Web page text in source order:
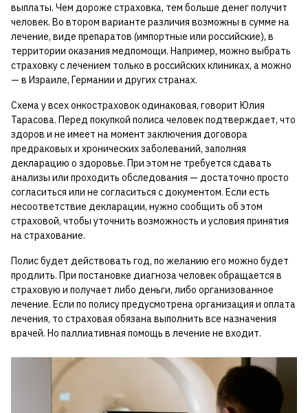
выплаты. Чем дороже страховка, тем больше денег получит
человек. Во втором варианте различия возможны в сумме на
лечение, виде препаратов (импортные или российские), в
территории оказания медпомощи. Например, можно выбрать
страховку с лечением только в российских клиниках, а можно
— в Израиле, Германии и других странах.
Схема у всех онкостраховок одинаковая, говорит Юлия
Тарасова. Перед покупкой полиса человек подтверждает, что
здоров и не имеет на момент заключения договора
предраковых и хронических заболеваний, заполняя
декларацию о здоровье. При этом не требуется сдавать
анализы или проходить обследования — достаточно просто
согласиться или не согласиться с документом. Если есть
несоответствие декларации, нужно сообщить об этом
страховой, чтобы уточнить возможность и условия принятия
на страхование.
Полис будет действовать год, по желанию его можно будет
продлить. При постановке диагноза человек обращается в
страховую и получает либо деньги, либо организованное
лечение. Если по полису предусмотрена организация и оплата
лечения, то страховая обязана выполнить все назначения
врачей. Но паллиативная помощь в лечение не входит.